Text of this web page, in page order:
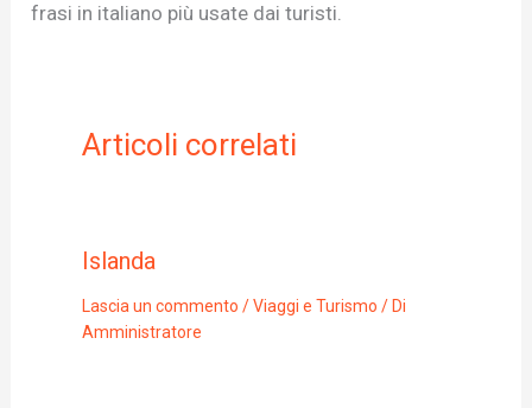
frasi in italiano più usate dai turisti.
Articoli correlati
Islanda
Lascia un commento /Viaggi e Turismo / Di
Amministratore